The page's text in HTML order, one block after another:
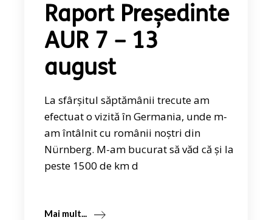
Raport Președinte
AUR 7 – 13
august
La sfârșitul săptămânii trecute am
efectuat o vizită în Germania, unde m-
am întâlnit cu românii noștri din
Nürnberg. M-am bucurat să văd că și la
peste 1500 de km d
Mai mult...